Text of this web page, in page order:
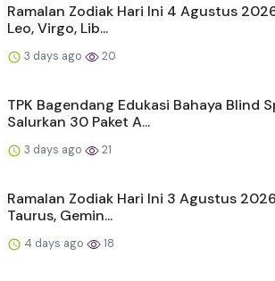
Ramalan Zodiak Hari Ini 4 Agustus
Leo, Virgo, Lib...
3 days ago 20
TPK Bagendang Edukasi Bahaya Blind
Salurkan 30 Paket A...
3 days ago 21
Ramalan Zodiak Hari Ini 3 Agustus
Taurus, Gemin...
4 days ago 18